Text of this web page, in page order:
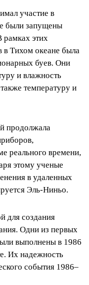
участие в
были запущены
рамках этих
в Тихом океане была
буев. Они
и влажность
температуру и
продолжала
реального времени,
этому ученые
в удаленных
Эль-Ниньо.
для создания
Одни из первых
выполнены в 1986
Их надежность
события 1986–